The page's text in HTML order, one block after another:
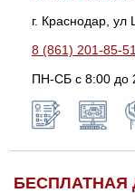
г. Краснодар,
8 (861) 201-85-51
ПН-СБ с 8:00 до
БЕСПЛАТНАЯ